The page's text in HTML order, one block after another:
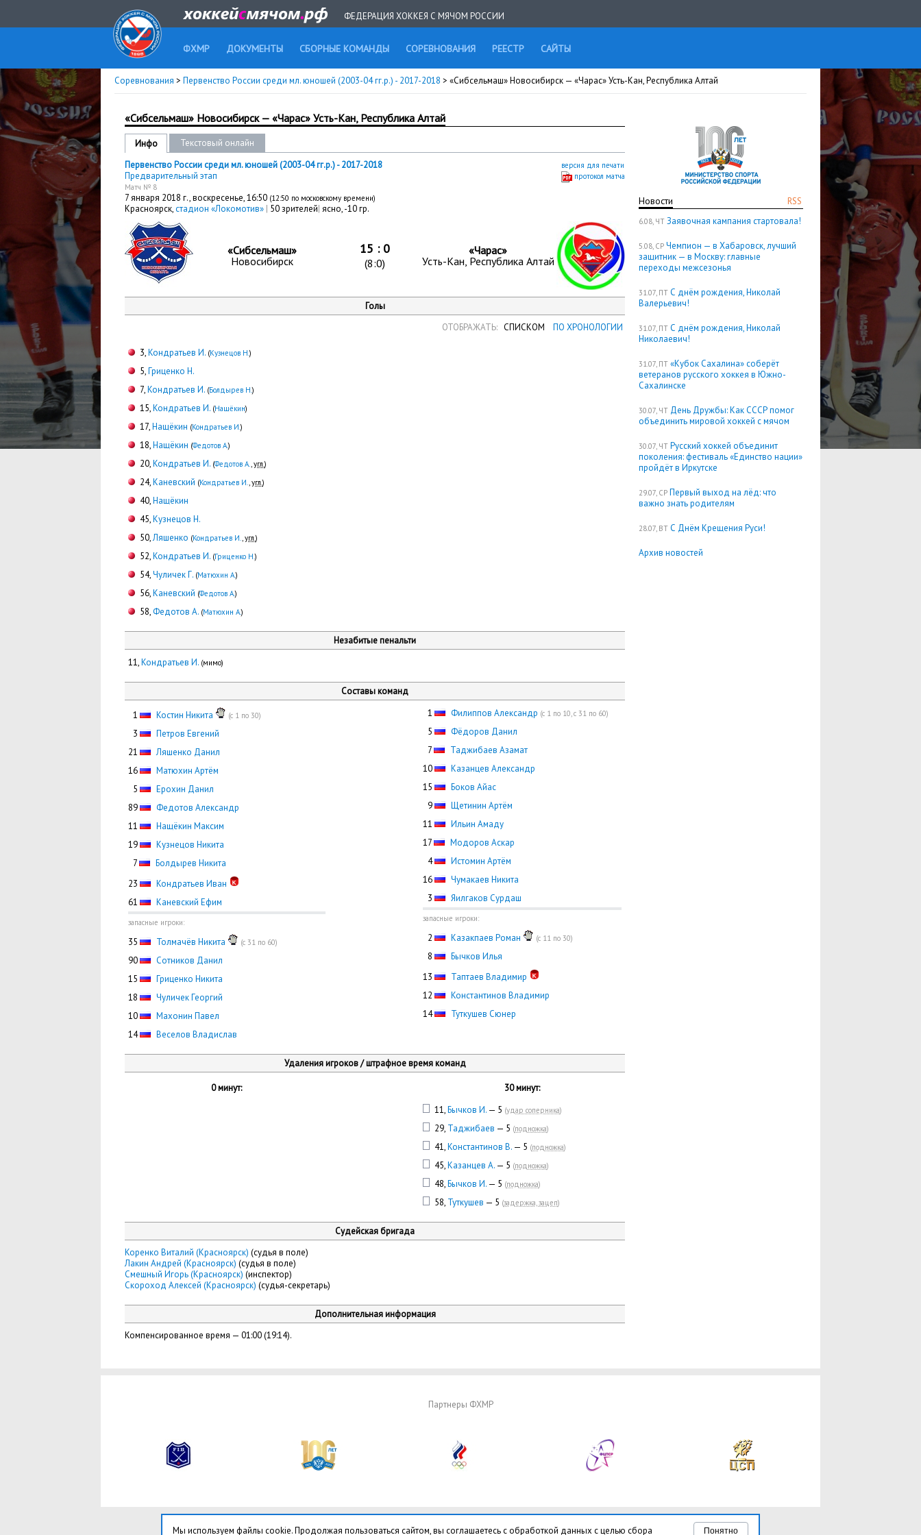
ФЕДЕРАЦИЯ ХОККЕЯ С МЯЧОМ РОССИИ
ФХМР ДОКУМЕНТЫ СБОРНЫЕ КОМАНДЫ СОРЕВНОВАНИЯ РЕЕСТР САЙТЫ
Соревнования > Первенство России среди мл. юношей (2003-04 гг.р.) - 2017-2018 > «Сибсельмаш» Новосибирск — «Чарас» Усть-Кан, Республика Алтай
RSS
Новости
6.08, ЧТ Заявочная кампания стартовала!
5.08, СР Чемпион — в Хабаровск, лучший
защитник — в Москву: главные
переходы межсезонья
31.07, ПТ С днём рождения, Николай
Валерьевич!
31.07, ПТ С днём рождения, Николай
Николаевич!
31.07, ПТ «Кубок Сахалина» соберёт
ветеранов русского хоккея в Южно-
Сахалинске
30.07, ЧТ День Дружбы: Как СССР помог
объединить мировой хоккей с мячом
30.07, ЧТ Русский хоккей объединит
поколения: фестиваль «Единство нации»
пройдёт в Иркутске
29.07, СР Первый выход на лёд: что
важно знать родителям
28.07, ВТ С Днём Крещения Руси!
Архив новостей
«Сибсельмаш» Новосибирск — «Чарас» Усть-Кан, Республика Алтай
Инфо Текстовый онлайн
версия для печати
протокол матча
Первенство России среди мл. юношей (2003-04 гг.р.) - 2017-2018
Предварительный этап
Матч № 8
7 января 2018 г.,воскресенье, 16:50 (12:50 по московскому времени)
Красноярск,стадион «Локомотив» | 50 зрителей| ясно, -10 гр.
«Сибсельмаш»
Новосибирск
15 : 0
(8:0)
«Чарас»
Усть-Кан, Республика Алтай
Голы
ОТОБРАЖАТЬ: СПИСКОМ ПО ХРОНОЛОГИИ
3,Кондратьев И. (Кузнецов Н.)
5,Гриценко Н.
7,Кондратьев И. (Болдырев Н.)
15,Кондратьев И. (Нащёкин)
17,Нащёкин (Кондратьев И.)
18,Нащёкин (Федотов А.)
20,Кондратьев И. (Федотов А.,угл.)
24,Каневский (Кондратьев И.,угл.)
40,Нащёкин
45,Кузнецов Н.
50,Ляшенко (Кондратьев И.,угл.)
52,Кондратьев И. (Гриценко Н.)
54,Чуличек Г. (Матюхин А.)
56,Каневский (Федотов А.)
58,Федотов А. (Матюхин А.)
Незабитые пенальти
11,Кондратьев И. (мимо)
Составы команд
1 Костин Никита (с 1 по 30)
3
Петров Евгений
21
Ляшенко Данил
16
Матюхин Артём
5
Ерохин Данил
89
Федотов Александр
11
Нащёкин Максим
19
Кузнецов Никита
7
Болдырев Никита
23
Кондратьев Иван
61
Каневский Ефим
запасные игроки:
35 Толмачёв Никита (с 31 по 60)
90
Сотников Данил
15
Гриценко Никита
18
Чуличек Георгий
10
Махонин Павел
14
Веселов Владислав
1 Филиппов Александр (с 1 по 10, с 31 по 60)
5
Фёдоров Данил
7
Таджибаев Азамат
10
Казанцев Александр
15
Боков Айас
9
Щетинин Артём
11
Ильин Амаду
17
Модоров Аскар
4
Истомин Артём
16
Чумакаев Никита
3 Яилгаков Сурдаш
запасные игроки:
2 Казакпаев Роман (с 11 по 30)
8
Бычков Илья
13
Таптаев Владимир
12
Константинов Владимир
14
Туткушев Сюнер
Удаления игроков / штрафное время команд
0 минут:
30 минут:
11,Бычков И. — 5 (удар соперника)
29, Таджибаев — 5 (подножка)
41,Константинов В. — 5 (подножка)
45,Казанцев А. — 5 (подножка)
48,Бычков И. — 5 (подножка)
58, Туткушев — 5 (задержка, зацеп)
Судейская бригада
Коренко Виталий (Красноярск) (судья в поле)
Лакин Андрей (Красноярск) (судья в поле)
Смешный Игорь (Красноярск) (инспектор)
Скороход Алексей (Красноярск) (судья-секретарь)
Дополнительная информация
Компенсированное время — 01:00 (19:14).
Партнеры ФХМР
Понятно
Мы используем файлы cookie. Продолжая пользоваться сайтом, вы соглашаетесь с обработкой данных с целью сбора